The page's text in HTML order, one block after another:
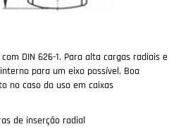
DIN 626-1. Para alta cargas radiais e
para um eixo possível. Boa
no caso do uso em caixas
de inserção radial